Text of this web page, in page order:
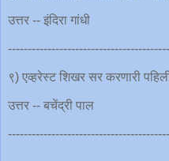
उत्तर -- इंदिरा गांधी
९) एव्हरेस्ट शिखर सर करणारी
उत्तर -- बचेंद्री पाल